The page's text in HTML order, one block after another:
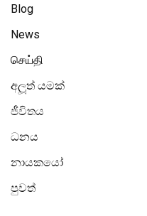
Blog
News
செய்தி
අලූත් යමක්
ජීවිතය
ධනය
නායකයෝ
පුවත්